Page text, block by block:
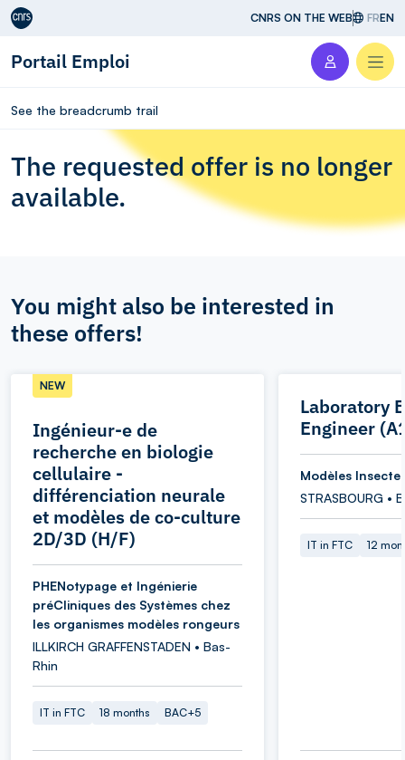
Aller au contenu CNRS ON THE WEB FREN
Portail Emploi
See the breadcrumb trail
The requested offer is no longer
available.
You might also be interested in
these offers!
Ingénieur-e de
recherche en biologie
cellulaire -
différenciation neurale
et modèles de co-culture
2D/3D (H/F)
NEW
PHENotypage et Ingénierie
préCliniques des Systèmes chez
les organismes modèles rongeurs
ILLKIRCH GRAFFENSTADEN • Bas-
Rhin
IT in FTC 18 months BAC+5
Laboratory
Engineer
Modèles
STRASBOURG •
IT in FTC 12